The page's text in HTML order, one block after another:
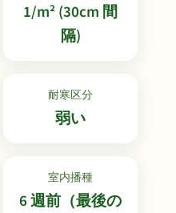
1/m² (30cm 間
隔)
耐寒区分
弱い
室内播種
6 週前（最後の